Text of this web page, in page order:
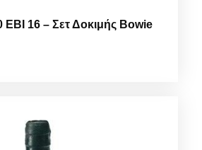
EBI 16 – Σετ Δοκιμής Bowie